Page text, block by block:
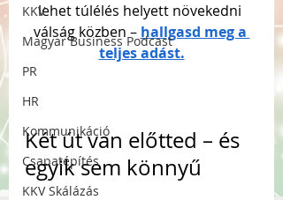
KKV
Magyar Business Podcast
PR
HR
Kommunikáció
Csapatépítés
KKV Skálázás
lehet túlélés helyett növekedni
válság közben – hallgasd meg a
teljes adást.
Két út van előtted – és
egyik sem könnyű